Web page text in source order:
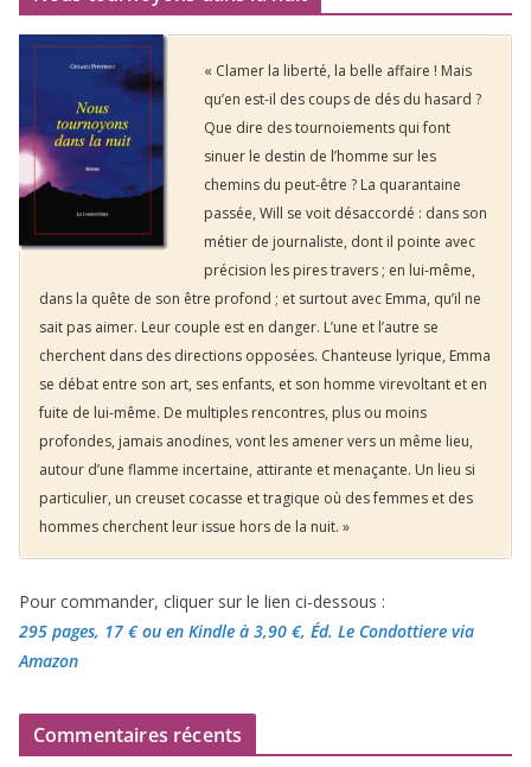
« Clamer la liberté, la belle affaire ! Mais
qu’en est-il des coups de dés du hasard ?
Que dire des tournoiements qui font
sinuer le destin de l’homme sur les
chemins du peut-être ? La quarantaine
passée, Will se voit désaccordé : dans son
métier de journaliste, dont il pointe avec
précision les pires travers ; en lui-même,
dans la quête de son être profond ; et surtout avec Emma, qu’il ne
sait pas aimer. Leur couple est en danger. L’une et l’autre se
cherchent dans des directions opposées. Chanteuse lyrique, Emma
se débat entre son art, ses enfants, et son homme virevoltant et en
fuite de lui-même. De multiples rencontres, plus ou moins
profondes, jamais anodines, vont les amener vers un même lieu,
autour d’une flamme incertaine, attirante et menaçante. Un lieu si
particulier, un creuset cocasse et tragique où des femmes et des
hommes cherchent leur issue hors de la nuit. »
Pour commander, cliquer sur le lien ci-dessous :
295 pages, 17 €ou en Kindle à 3,90 €, Éd. Le Condottiere via
Amazon
Commentaires récents